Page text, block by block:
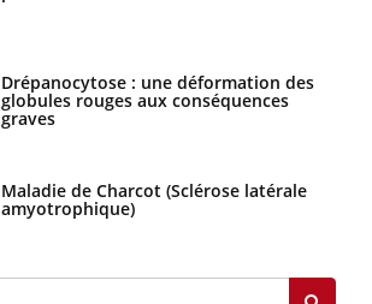
Drépanocytose : une déformation des
globules rouges aux conséquences
graves
Maladie de Charcot (Sclérose latérale
amyotrophique)